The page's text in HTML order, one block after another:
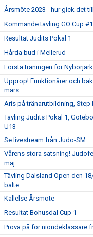
Årsmöte 2023 - hur gick det
Kommande tävling GO Cup
Resultat Judits Pokal 1
Hårda bud i Mellerud
Första träningen för
Upprop! Funktionärer och
mars
Aris på tränarutbildning, Step
Tävling Judits Pokal 1,
U13
Se livestream från Judo-SM
Vårens stora satsning!
maj
Tävling Dalsland Open den
bälte
Kallelse Årsmöte
Resultat Bohusdal Cup 1
Prova på för niondeklassare